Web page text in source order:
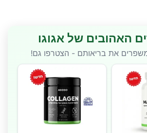
האהובים של אגוגו
את בריאותם - הצטרפו גם!